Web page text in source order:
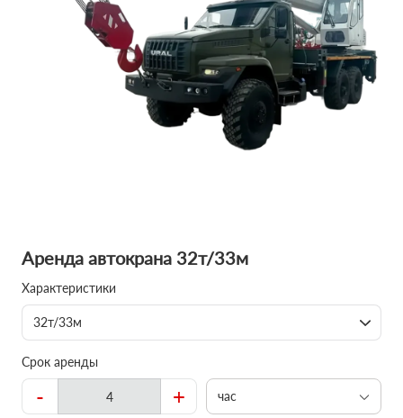
Аренда автокрана 32т/33м
Характеристики
32т/33м
Срок аренды
- + час